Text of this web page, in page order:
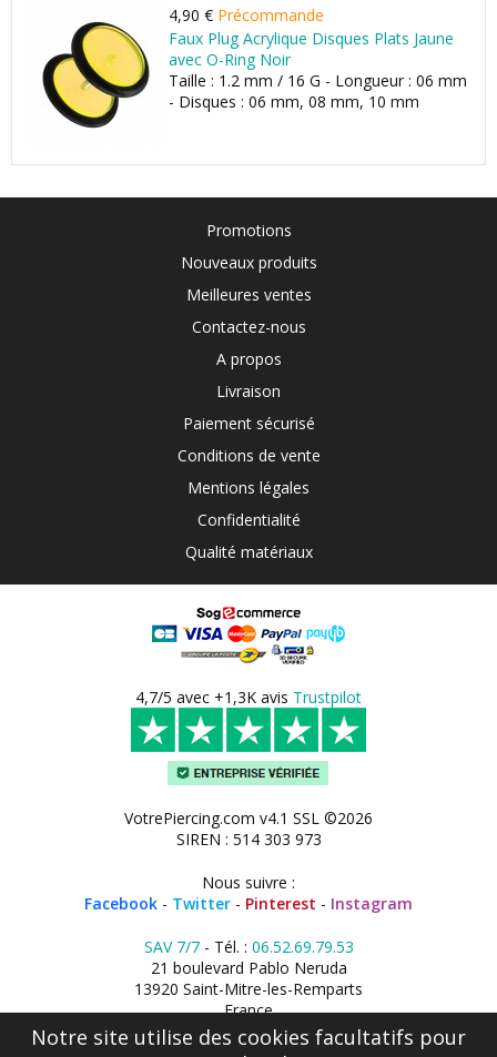
4,90 € Précommande
Faux Plug Acrylique Disques Plats Jaune
avec O-Ring Noir
Taille : 1.2 mm / 16 G - Longueur : 06 mm
- Disques : 06 mm, 08 mm, 10 mm
Promotions
Nouveaux produits
Meilleures ventes
Contactez-nous
A propos
Livraison
Paiement sécurisé
Conditions de vente
Mentions légales
Confidentialité
Qualité matériaux
4,7/5 avec +1,3K avis Trustpilot
VotrePiercing.com v4.1 SSL ©2026
SIREN : 514 303 973
Nous suivre :
Facebook - Twitter - Pinterest - Instagram
SAV 7/7- Tél. : 06.52.69.79.53
21 boulevard Pablo Neruda
13920 Saint-Mitre-les-Remparts
France
Notre site utilise des cookies facultatifs pour